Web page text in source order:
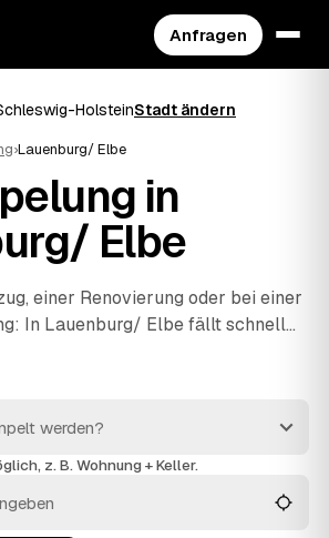
Anfragen
HolsteinStadt ändern
›Lauenburg/ Elbe
in
Elbe
einer Renovierung oder bei einer
: In Lauenburg/ Elbe fällt schnell
man allein wegbekommt. Über
Betrieben rund um
GeesthachtundBleckede
im Voraus raten.
z. B. Wohnung + Keller.